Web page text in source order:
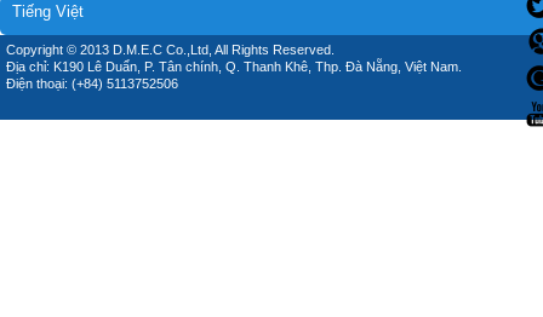
Tiếng Việt
Copyright © 2013 D.M.E.C Co.,Ltd, All Rights Reserved.
Địa chỉ: K190 Lê Duẩn, P. Tân chính, Q. Thanh Khê, Thp. Đà Nẵng, Việt Nam.
Điện thoại: (+84) 5113752506